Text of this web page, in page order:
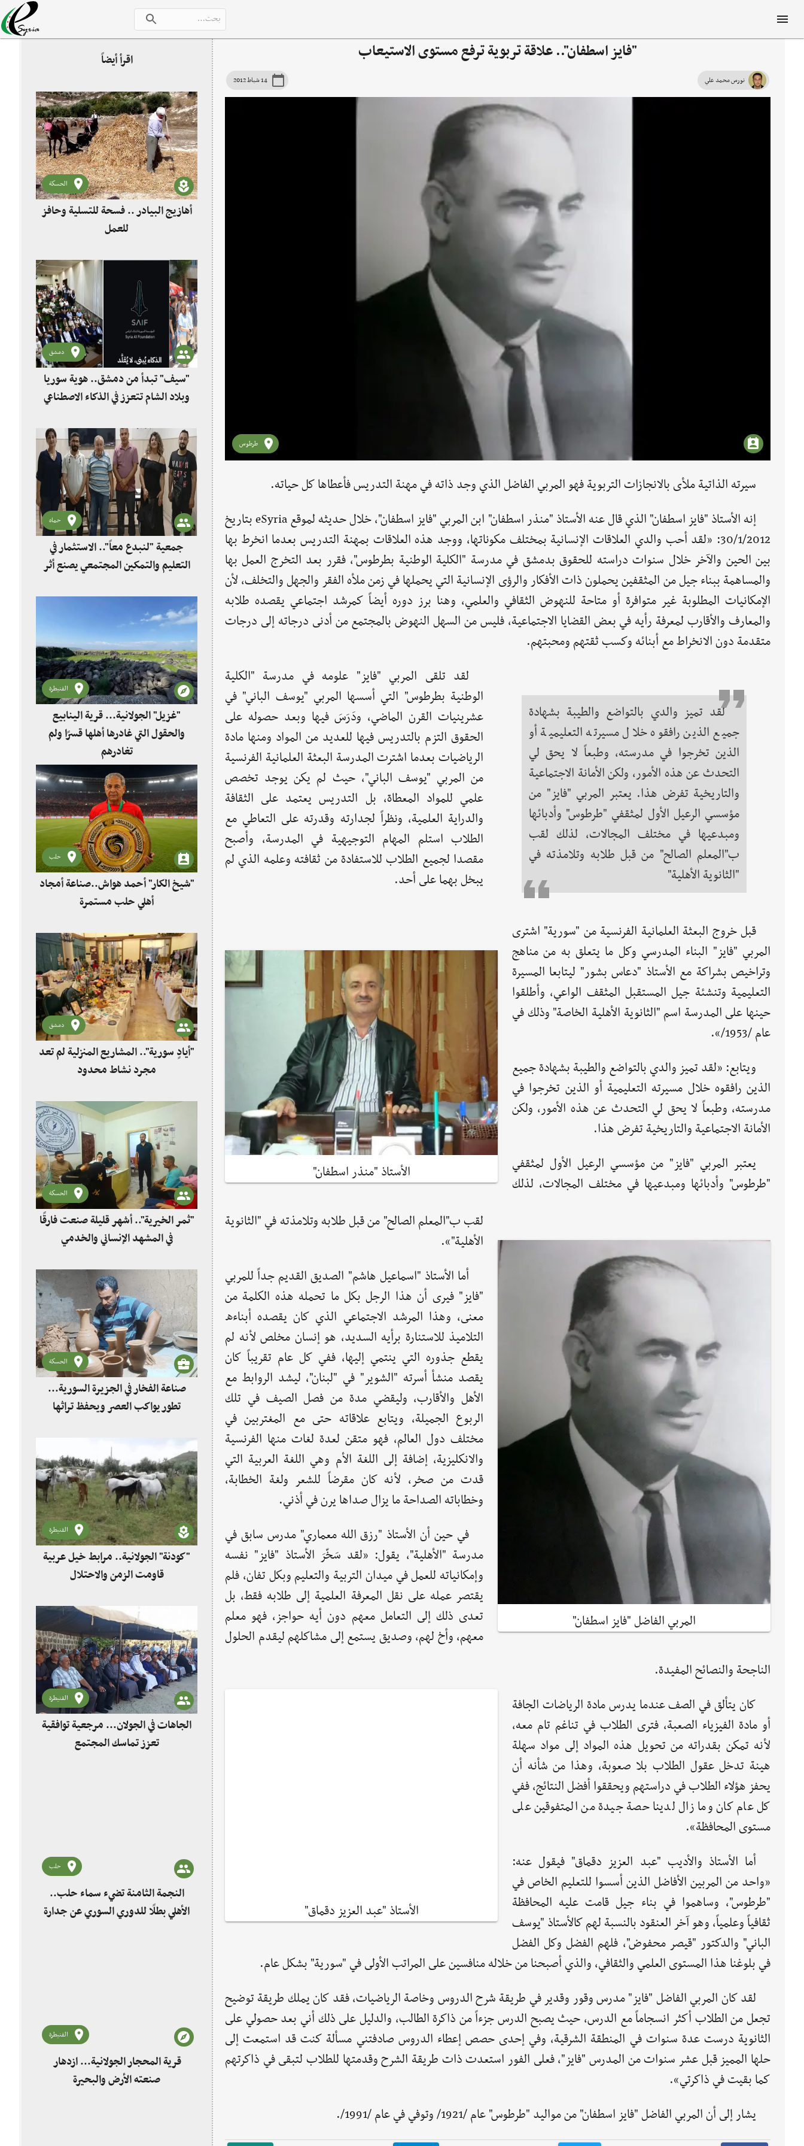
"فايز اسطفان".. علاقة تربوية ترفع مستوى الاستيعاب
نورس محمد علي 14 شباط 2012
طرطوس
سيرته الذاتية ملأى بالانجازات التربوية فهو المربي الفاضل الذي وجد ذاته في مهنة التدريس فأعطاها كل حياته.
إنه الأستاذ "فايز اسطفان" الذي قال عنه الأستاذ "منذر اسطفان" ابن المربي "فايز اسطفان"، خلال حديثه لموقع eSyria بتاريخ
30/1/2012: «لقد أحب والدي العلاقات الإنسانية بمختلف مكوناتها، ووجد هذه العلاقات بمهنة التدريس بعدما انخرط بها
بين الحين والآخر خلال سنوات دراسته للحقوق بدمشق في مدرسة "الكلية الوطنية بطرطوس"، فقرر بعد التخرج العمل بها
والمساهمة ببناء جيل من المثقفين يحملون ذات الأفكار والرؤى الإنسانية التي يحملها في زمن ملأه الفقر والجهل والتخلف، لأن
الإمكانيات المطلوبة غير متوافرة أو متاحة للنهوض الثقافي والعلمي، وهنا برز دوره أيضاً كمرشد اجتماعي يقصده طلابه
والمعارف والأقارب لمعرفة رأيه في بعض القضايا الاجتماعية، فليس من السهل النهوض بالمجتمع من أدنى درجاته إلى درجات
متقدمة دون الانخراط مع أبنائه وكسب ثقتهم ومحبتهم.
لقد تميز والدي بالتواضع والطيبة بشهادة
جميع الذين رافقوه خلال مسيرته التعليمية أو
الذين تخرجوا في مدرسته، وطبعاً لا يحق لي
التحدث عن هذه الأمور، ولكن الأمانة الاجتماعية
والتاريخية تفرض هذا. يعتبر المربي "فايز" من
مؤسسي الرعيل الأول لمثقفي "طرطوس" وأدبائها
ومبدعيها في مختلف المجالات، لذلك لقب
ب"المعلم الصالح" من قبل طلابه وتلامذته في
"الثانوية الأهلية"
لقد تلقى المربي "فايز" علومه في مدرسة "الكلية
الوطنية بطرطوس" التي أسسها المربي "يوسف الباني" في
عشرينيات القرن الماضي، ودَرَسَ فيها وبعد حصوله على
الحقوق التزم بالتدريس فيها للعديد من المواد ومنها مادة
الرياضيات بعدما اشترت المدرسة البعثة العلمانية الفرنسية
من المربي "يوسف الباني"، حيث لم يكن يوجد تخصص
علمي للمواد المعطاة، بل التدريس يعتمد على الثقافة
والدراية العلمية، ونظراً لجدارته وقدرته على التعاطي مع
الطلاب استلم المهام التوجيهية في المدرسة، وأصبح
مقصدا لجميع الطلاب للاستفادة من ثقافته وعلمه الذي لم
يبخل بهما على أحد.
الأستاذ "منذر اسطفان"
قبل خروج البعثة العلمانية الفرنسية من "سورية" اشترى
المربي "فايز" البناء المدرسي وكل ما يتعلق به من مناهج
وتراخيص بشراكة مع الأستاذ "دعاس بشور" ليتابعا المسيرة
التعليمية وتنشئة جيل المستقبل المثقف الواعي، وأطلقوا
حينها على المدرسة اسم "الثانوية الأهلية الخاصة" وذلك في
عام /1953/».
ويتابع: «لقد تميز والدي بالتواضع والطيبة بشهادة جميع
الذين رافقوه خلال مسيرته التعليمية أو الذين تخرجوا في
مدرسته، وطبعاً لا يحق لي التحدث عن هذه الأمور، ولكن
الأمانة الاجتماعية والتاريخية تفرض هذا.
المربي الفاضل "فايز اسطفان"
يعتبر المربي "فايز" من مؤسسي الرعيل الأول لمثقفي
"طرطوس" وأدبائها ومبدعيها في مختلف المجالات، لذلك
لقب ب"المعلم الصالح" من قبل طلابه وتلامذته في "الثانوية
الأهلية"».
أما الأستاذ "اسماعيل هاشم" الصديق القديم جداً للمربي
"فايز" فيرى أن هذا الرجل بكل ما تحمله هذه الكلمة من
معنى، وهذا المرشد الاجتماعي الذي كان يقصده أبناءه
التلاميذ للاستنارة برأيه السديد، هو إنسان مخلص لأنه لم
يقطع جذوره التي ينتمي إليها، ففي كل عام تقريباً كان
يقصد منشأ أسرته "الشوير" في "لبنان"، ليشد الروابط مع
الأهل والأقارب، وليقضي مدة من فصل الصيف في تلك
الربوع الجميلة، ويتابع علاقاته حتى مع المغتربين في
مختلف دول العالم، فهو متقن لعدة لغات منها الفرنسية
والانكليزية، إضافة إلى اللغة الأم وهي اللغة العربية التي
قدت من صخر، لأنه كان مقرضاً للشعر ولغة الخطابة،
وخطاباته الصداحة ما يزال صداها يرن في أذني.
الأستاذ "عبد العزيز دقماق"
في حين أن الأستاذ "رزق الله معماري" مدرس سابق في
مدرسة "الأهلية"، يقول: «لقد سَخّرَ الأستاذ "فايز" نفسه
وإمكانياته للعمل في ميدان التربية والتعليم وبكل تفان، فلم
يقتصر عمله على نقل المعرفة العلمية إلى طلابه فقط، بل
تعدى ذلك إلى التعامل معهم دون أيه حواجز، فهو معلم
معهم، وأخ لهم، وصديق يستمع إلى مشاكلهم ليقدم الحلول
الناجحة والنصائح المفيدة.
كان يتألق في الصف عندما يدرس مادة الرياضات الجافة
أو مادة الفيزياء الصعبة، فترى الطلاب في تناغم تام معه،
لأنه تمكن بقدراته من تحويل هذه المواد إلى مواد سهلة
هينة تدخل عقول الطلاب بلا صعوبة، وهذا من شأنه أن
يحفز هؤلاء الطلاب في دراستهم ويحققوا أفضل النتائج، ففي
كل عام كان وما زال لدينا حصة جيدة من المتفوقين على
مستوى المحافظة».
أما الأستاذ والأديب "عبد العزيز دقماق" فيقول عنه:
«واحد من المربين الأفاضل الذين أسسوا للتعليم الخاص في
"طرطوس"، وساهموا في بناء جيل قامت عليه المحافظة
ثقافياً وعلمياً، وهو آخر العنقود بالنسبة لهم كالأستاذ "يوسف
الباني" والدكتور "قيصر محفوض"، فلهم الفضل وكل الفضل
في بلوغنا هذا المستوى العلمي والثقافي، والذي أصبحنا من خلاله منافسين على المراتب الأولى في "سورية" بشكل عام.
لقد كان المربي الفاضل "فايز" مدرس وقور وقدير في طريقة شرح الدروس وخاصة الرياضيات، فقد كان يملك طريقة توضيح
تجعل من الطلاب أكثر انسجاماً مع الدرس، حيث يصبح الدرس جزءاً من ذاكرة الطالب، والدليل على ذلك أني بعد حصولي على
الثانوية درست عدة سنوات في المنطقة الشرقية، وفي إحدى حصص إعطاء الدروس صادفتني مسألة كنت قد استمعت إلى
حلها المميز قبل عشر سنوات من المدرس "فايز"، فعلى الفور استعدت ذات طريقة الشرح وقدمتها للطلاب لتبقى في ذاكرتهم
كما بقيت في ذاكرتي».
يشار إلى أن المربي الفاضل "فايز اسطفان" من مواليد "طرطوس" عام /1921/ وتوفي في عام /1991/.
اقرأ أيضاً
الحسكة
أهازيج البيادر .. فسحة للتسلية وحافز
للعمل
دمشق
"سيف" تبدأ من دمشق.. هوية سوريا
وبلاد الشام تتعزز في الذكاء الاصطناعي
حماه
جمعية "لنبدع معاً".. الاستثمار في
التعليم والتمكين المجتمعي يصنع أثر
القنيطرة
"غزيل" الجولانية... قرية الينابيع
والحقول التي غادرها أهلها قسرًا ولم
تغادرهم
حلب
"شيخ الكار" أحمد هواش..صناعة أمجاد
أهلي حلب مستمرة
دمشق
"أيادٍ سورية".. المشاريع المنزلية لم تعد
مجرد نشاط محدود
الحسكة
"ثمر الخيرية".. أشهر قليلة صنعت فارقًا
في المشهد الإنساني والخدمي
الحسكة
صناعة الفخار في الجزيرة السورية...
تطور يواكب العصر ويحفظ تراثها
القنيطرة
"كودنة" الجولانية.. مرابط خيل عربية
قاومت الزمن والاحتلال
القنيطرة
الجاهات في الجولان... مرجعية توافقية
تعزز تماسك المجتمع
حلب
النجمة الثامنة تضيء سماء حلب..
الأهلي بطلًا للدوري السوري عن جدارة
القنيطرة
قرية المحجار الجولانية... ازدهار
صنعته الأرض والبحيرة